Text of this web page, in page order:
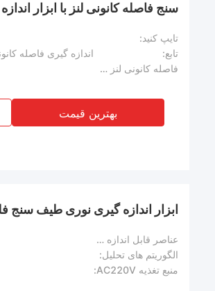
سنج فاصله کانونی لنز با ابزار
تایپ کنید:
تابع:
فاصله کانونی لنز شیئی 1 برابر:
بهترین قیمت
ابزار اندازه گیری نوری طیف
عناصر قابل اندازه گیری:
الگوریتم های تحلیل:
منبع تغذیه AC220V: